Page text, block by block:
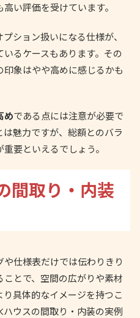
い評価を受けています。
ション扱いになる仕様が、
るケースもあります。その
象はやや高めに感じるかも
めである点には注意が必要で
魅力ですが、総額とのバラ
要といえるでしょう。
間取り・内装
仕様表だけでは伝わりきり
とで、空間の広がりや素材
具体的なイメージを持つこ
ウスの間取り・内装の実例